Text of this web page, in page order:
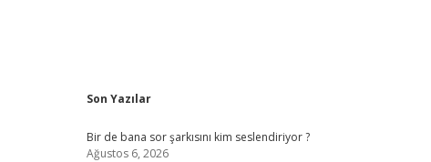
Sidebar
Son Yazılar
Bir de bana sor şarkısını kim seslendiriyor ?
Ağustos 6, 2026